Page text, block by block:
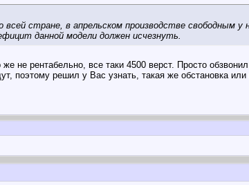
всей стране, в апрельском производстве свободным
данной модели должен исчезнуть.
не рентабельно, все таки 4500 верст. Просто
поэтому решил у Вас узнать, такая же обстановка